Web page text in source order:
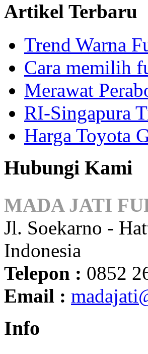
Artikel Terbaru
Trend Warna
Cara memilih
Merawat
RI-Singapura
Harga Toyota
Hubungi Kami
MADA JATI
Jl. Soekarno -
Indonesia
Telepon : 0852
Email :
Info